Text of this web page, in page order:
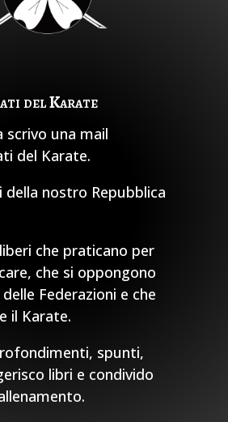
del Karate
scrivo una mail
del Karate.
della nostro Repubblica
che praticano per
che si oppongono
Federazioni e che
il Karate.
spunti,
libri e condivido